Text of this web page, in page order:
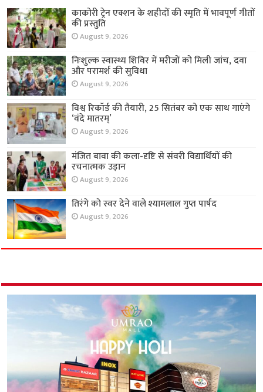
काकोरी ट्रेन एक्शन के शहीदों की स्मृति में भावपूर्ण गीतों
की प्रस्तुति
August 9, 2026
निःशुल्क स्वास्थ्य शिविर में मरीजों को मिली जांच, दवा
और परामर्श की सुविधा
August 9, 2026
विश्व रिकॉर्ड की तैयारी, 25 सितंबर को एक साथ गाएंगे
‘वंदे मातरम्’
August 9, 2026
मंजित बावा की कला-दृष्टि से संवरी विद्यार्थियों की
रचनात्मक उड़ान
August 9, 2026
तिरंगे को स्वर देने वाले श्यामलाल गुप्त पार्षद
August 9, 2026